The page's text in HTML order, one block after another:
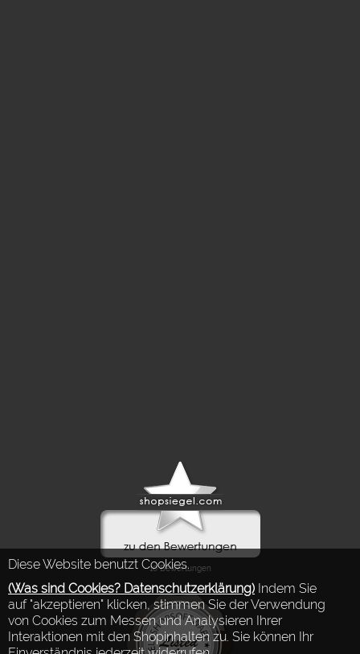
Diese Website benutzt Cookies.
(Was sind Cookies? Datenschutzerklärung) Indem Sie
auf "akzeptieren" klicken, stimmen Sie der Verwendung
von Cookies zum Messen und Analysieren Ihrer
Interaktionen mit den Shopinhalten zu. Sie können Ihr